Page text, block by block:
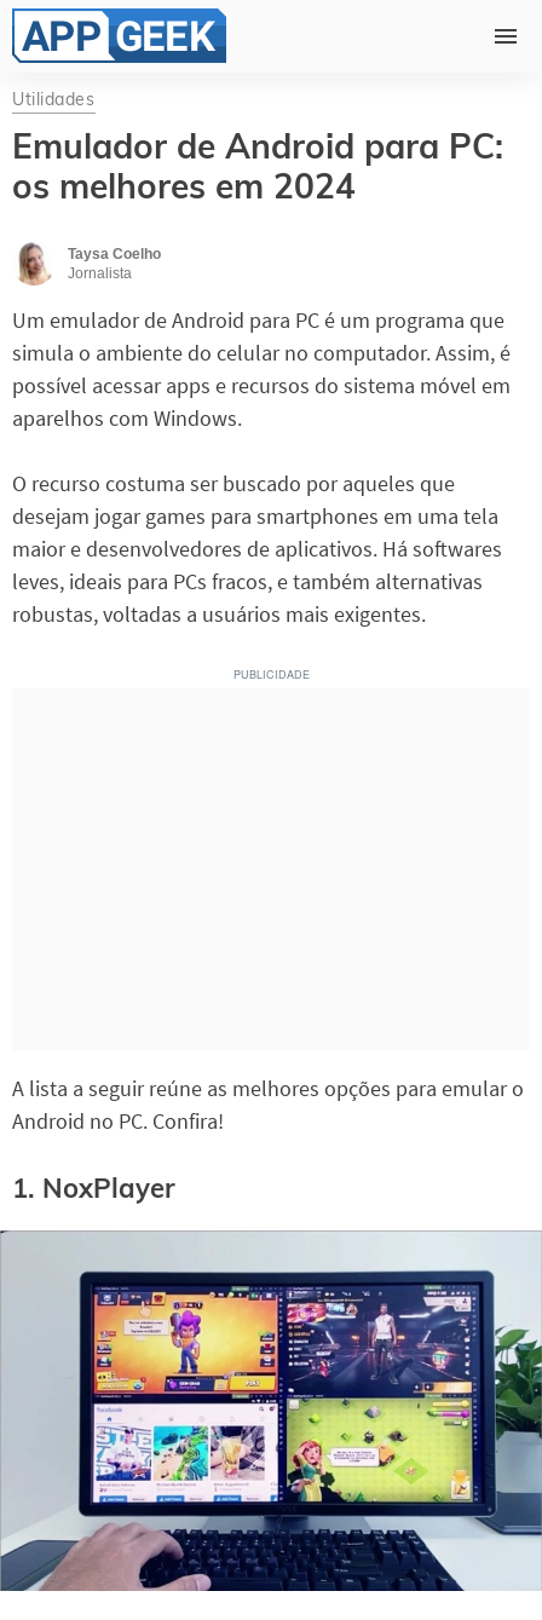
Utilidades
Emulador de Android para PC:
os melhores em 2024
Taysa Coelho
Jornalista
Um emulador de Android para PC é um programa que
simula o ambiente do celular no computador. Assim, é
possível acessar apps e recursos do sistema móvel em
aparelhos com Windows.
O recurso costuma ser buscado por aqueles que
desejam jogar games para smartphones em uma tela
maior e desenvolvedores de aplicativos. Há softwares
leves, ideais para PCs fracos, e também alternativas
robustas, voltadas a usuários mais exigentes.
A lista a seguir reúne as melhores opções para emular o
Android no PC. Confira!
1. NoxPlayer